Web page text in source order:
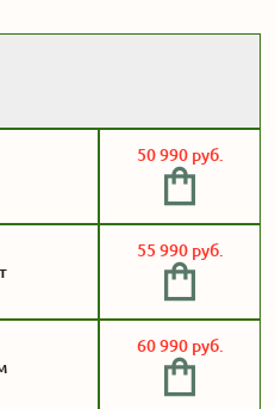
50 990 руб.
55 990 руб.
60 990 руб.